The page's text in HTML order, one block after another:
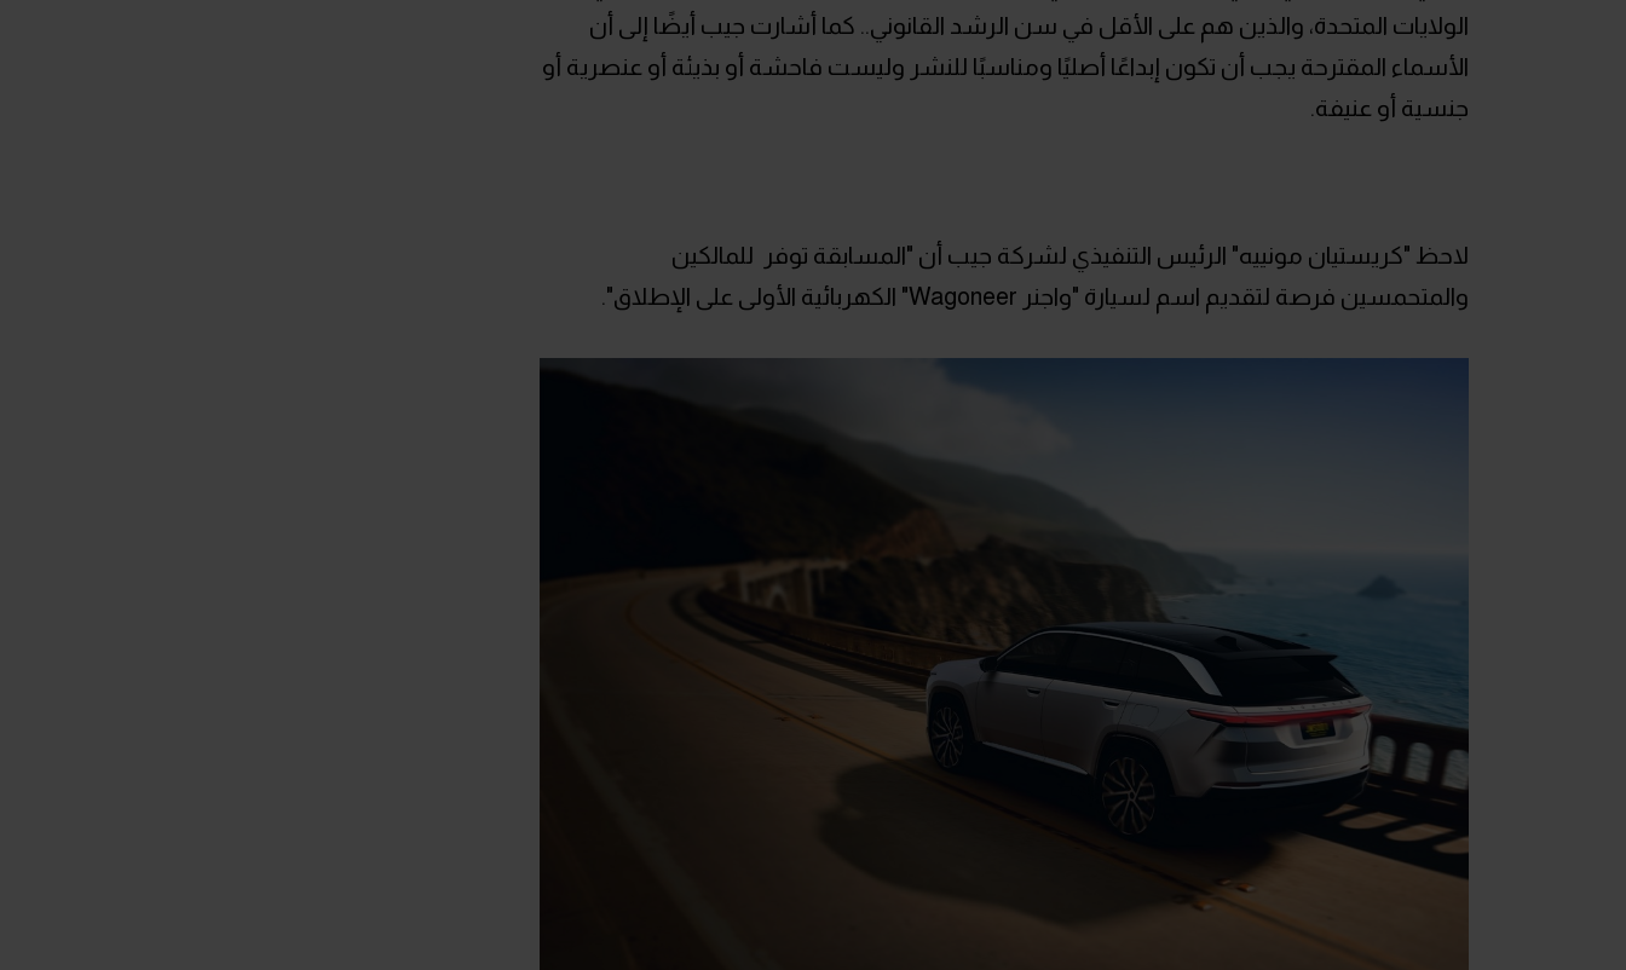
الولايات المتحدة، والذين هم على الأقل في سن الرشد القانوني.. كما أشارت جيب أيضًا إلى أن
الأسماء المقترحة يجب أن تكون إبداعًا أصليًا ومناسبًا للنشر وليست فاحشة أو بذيئة أو عنصرية أو
جنسية أو عنيفة.
لاحظ "كريستيان مونييه" الرئيس التنفيذي لشركة جيب أن "المسابقة توفر للمالكين
والمتحمسين فرصة لتقديم اسم لسيارة "واجنر Wagoneer" الكهربائية الأولى على الإطلاق".